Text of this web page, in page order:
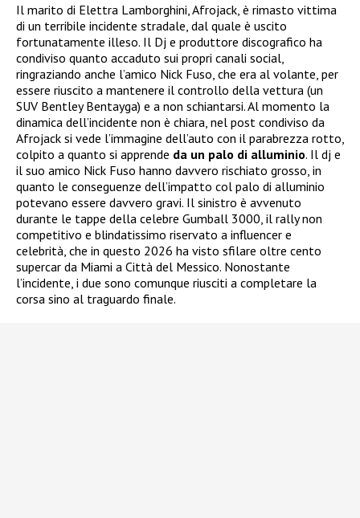
Il marito di Elettra Lamborghini, Afrojack, è rimasto vittima
di un terribile incidente stradale, dal quale è uscito
fortunatamente illeso. Il Dj e produttore discografico ha
condiviso quanto accaduto sui propri canali social,
ringraziando anche l’amico Nick Fuso, che era al volante, per
essere riuscito a mantenere il controllo della vettura (un
SUV Bentley Bentayga) e a non schiantarsi. Al momento la
dinamica dell’incidente non è chiara, nel post condiviso da
Afrojack si vede l’immagine dell’auto con il parabrezza rotto,
colpito a quanto si apprende da un palo di alluminio. Il dj e
il suo amico Nick Fuso hanno davvero rischiato grosso, in
quanto le conseguenze dell’impatto col palo di alluminio
potevano essere davvero gravi. Il sinistro è avvenuto
durante le tappe della celebre Gumball 3000, il rally non
competitivo e blindatissimo riservato a influencer e
celebrità, che in questo 2026 ha visto sfilare oltre cento
supercar da Miami a Città del Messico. Nonostante
l’incidente, i due sono comunque riusciti a completare la
corsa sino al traguardo finale.